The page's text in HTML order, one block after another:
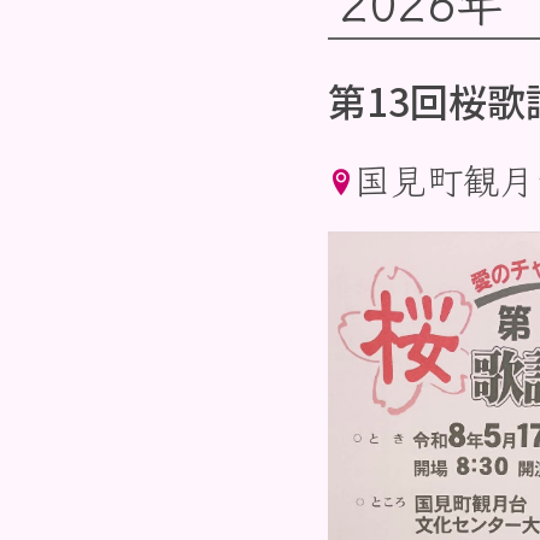
第13回桜歌
国見町観